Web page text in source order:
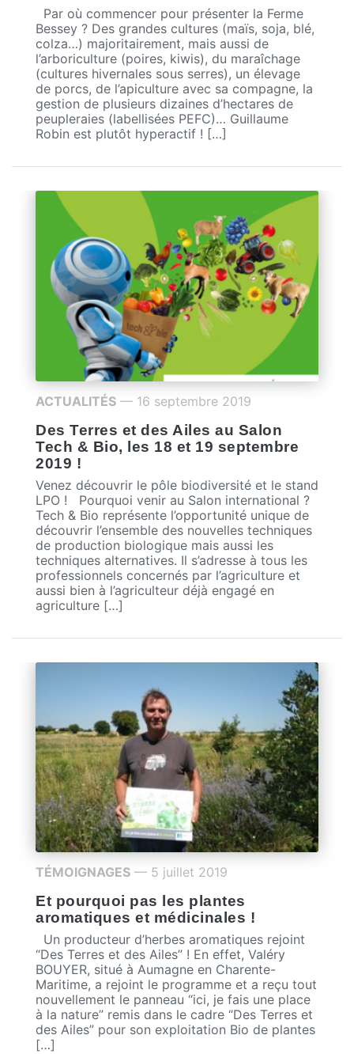
Par où commencer pour présenter la Ferme
Bessey ? Des grandes cultures (maïs, soja, blé,
colza…) majoritairement, mais aussi de
l’arboriculture (poires, kiwis), du maraîchage
(cultures hivernales sous serres), un élevage
de porcs, de l’apiculture avec sa compagne, la
gestion de plusieurs dizaines d’hectares de
peupleraies (labellisées PEFC)… Guillaume
Robin est plutôt hyperactif ! […]
ACTUALITÉS — 16 septembre 2019
Des Terres et des Ailes au Salon
Tech & Bio, les 18 et 19 septembre
2019 !
Venez découvrir le pôle biodiversité et le stand
LPO ! Pourquoi venir au Salon international ?
Tech & Bio représente l’opportunité unique de
découvrir l’ensemble des nouvelles techniques
de production biologique mais aussi les
techniques alternatives. Il s’adresse à tous les
professionnels concernés par l’agriculture et
aussi bien à l’agriculteur déjà engagé en
agriculture […]
TÉMOIGNAGES — 5 juillet 2019
Et pourquoi pas les plantes
aromatiques et médicinales !
Un producteur d’herbes aromatiques rejoint
“Des Terres et des Ailes” ! En effet, Valéry
BOUYER, situé à Aumagne en Charente-
Maritime, a rejoint le programme et a reçu tout
nouvellement le panneau “ici, je fais une place
à la nature” remis dans le cadre “Des Terres et
des Ailes” pour son exploitation Bio de plantes
[…]